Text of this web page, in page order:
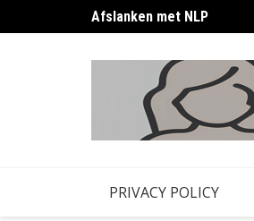
to
Afslanken met NLP
PRIVACY POLICY